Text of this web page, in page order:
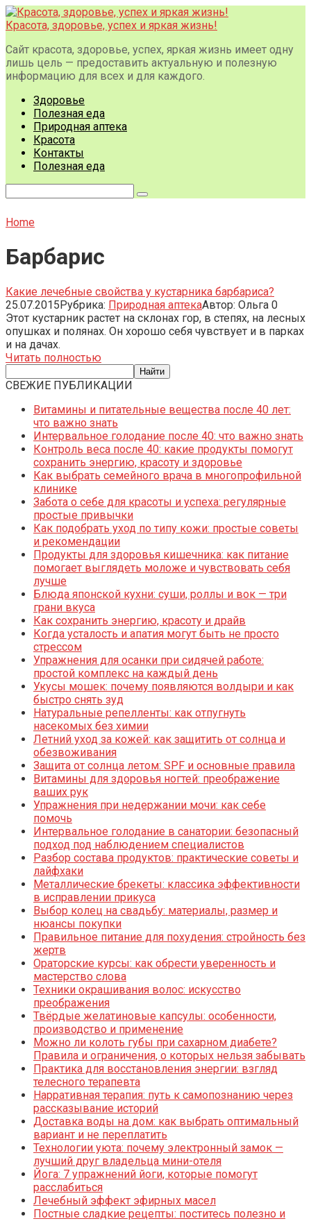
Перейти
к
Красота, здоровье, успех и яркая жизнь!
Сайт красота, здоровье, успех, яркая жизнь имеет одну
лишь цель — предоставить актуальную и полезную
информацию для всех и для каждого.
Здоровье
Полезная еда
Природная аптека
Красота
Контакты
Полезная еда
Home
Барбарис
Какие лечебные свойства у кустарника барбариса?
25.07.2015Рубрика: Природная аптекаАвтор: Ольга 0
Этот кустарник растет на склонах гор, в степях, на лесных
опушках и полянах. Он хорошо себя чувствует и в парках
и на дачах.
Читать полностью
СВЕЖИЕ ПУБЛИКАЦИИ
Витамины и питательные вещества после 40 лет:
что важно знать
Интервальное голодание после 40: что важно знать
Контроль веса после 40: какие продукты помогут
сохранить энергию, красоту и здоровье
Как выбрать семейного врача в многопрофильной
клинике
Забота о себе для красоты и успеха: регулярные
простые привычки
Как подобрать уход по типу кожи: простые советы
и рекомендации
Продукты для здоровья кишечника: как питание
помогает выглядеть моложе и чувствовать себя
лучше
Блюда японской кухни: суши, роллы и вок — три
грани вкуса
Как сохранить энергию, красоту и драйв
Когда усталость и апатия могут быть не просто
стрессом
Упражнения для осанки при сидячей работе:
простой комплекс на каждый день
Укусы мошек: почему появляются волдыри и как
быстро снять зуд
Натуральные репелленты: как отпугнуть
насекомых без химии
Летний уход за кожей: как защитить от солнца и
обезвоживания
Защита от солнца летом: SPF и основные правила
Витамины для здоровья ногтей: преображение
ваших рук
Упражнения при недержании мочи: как себе
помочь
Интервальное голодание в санатории: безопасный
подход под наблюдением специалистов
Разбор состава продуктов: практические советы и
лайфхаки
Металлические брекеты: классика эффективности
в исправлении прикуса
Выбор колец на свадьбу: материалы, размер и
нюансы покупки
Правильное питание для похудения: стройность без
жертв
Ораторские курсы: как обрести уверенность и
мастерство слова
Техники окрашивания волос: искусство
преображения
Твёрдые желатиновые капсулы: особенности,
производство и применение
Можно ли колоть губы при сахарном диабете?
Правила и ограничения, о которых нельзя забывать
Практика для восстановления энергии: взгляд
телесного терапевта
Нарративная терапия: путь к самопознанию через
рассказывание историй
Доставка воды на дом: как выбрать оптимальный
вариант и не переплатить
Технологии уюта: почему электронный замок —
лучший друг владельца мини-отеля
Йога: 7 упражнений йоги, которые помогут
расслабиться
Лечебный эффект эфирных масел
Постные сладкие рецепты: поститесь полезно и